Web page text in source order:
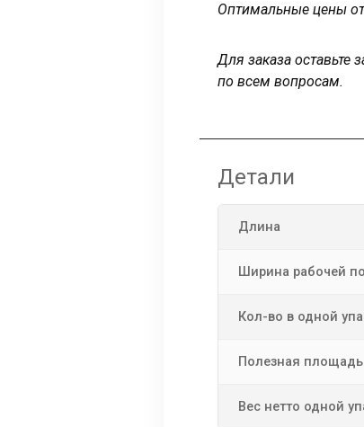
Оптимальные цены
Для заказа
по всем вопросам.
Детали
Длина
Ширина рабочей
Кол-во в одной
Полезная
Вес нетто одной